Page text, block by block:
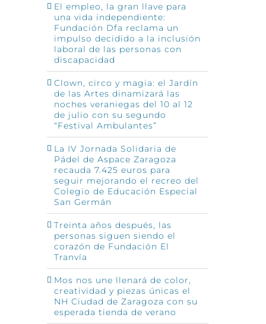
El empleo, la gran llave para
una vida independiente:
Fundación Dfa reclama un
impulso decidido a la inclusión
laboral de las personas con
discapacidad
Clown, circo y magia: el Jardín
de las Artes dinamizará las
noches veraniegas del 10 al 12
de julio con su segundo
“Festival Ambulantes”
La IV Jornada Solidaria de
Pádel de Aspace Zaragoza
recauda 7.425 euros para
seguir mejorando el recreo del
Colegio de Educación Especial
San Germán
Treinta años después, las
personas siguen siendo el
corazón de Fundación El
Tranvía
Mos nos une llenará de color,
creatividad y piezas únicas el
NH Ciudad de Zaragoza con su
esperada tienda de verano